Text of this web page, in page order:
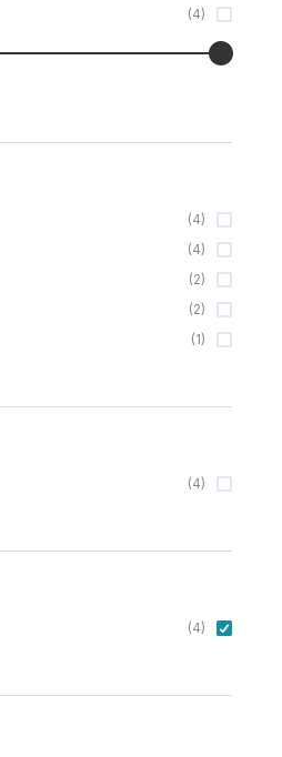
(4)
(4)
(4)
(2)
(2)
(1)
(4)
(4)